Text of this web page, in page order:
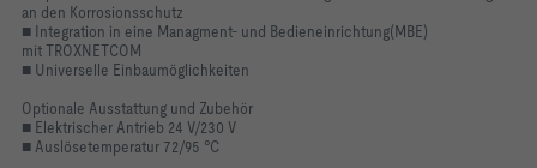
an den Korrosionsschutz
■ Integration in eine Managment- und Bedieneinrichtung(MBE)
mit TROXNETCOM
■ Universelle Einbaumöglichkeiten
Optionale Ausstattung und Zubehör
■ Elektrischer Antrieb 24 V/230 V
■ Auslösetemperatur 72/95 °C